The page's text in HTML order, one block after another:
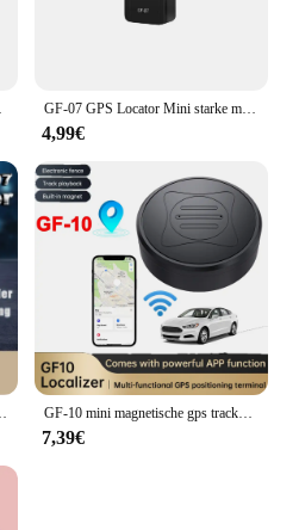
GF-07 GPS Locator Mini starke magnetische Auto Tracker Echtzeit-Tracking Haustiere Kinder Anti Lost Locator Sim Nachricht Position ierer
4,99€
GF-10 mini magnetische gps tracker smart finder lange standby sos tracking gerät für person/pet location tracker echtzeit locator
7,39€